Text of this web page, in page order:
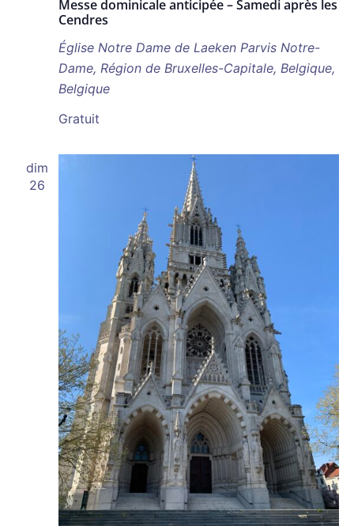
Messe dominicale anticipée – Samedi après les
Cendres
Église Notre Dame de Laeken Parvis Notre-
Dame, Région de Bruxelles-Capitale, Belgique,
Belgique
Gratuit
dim
26